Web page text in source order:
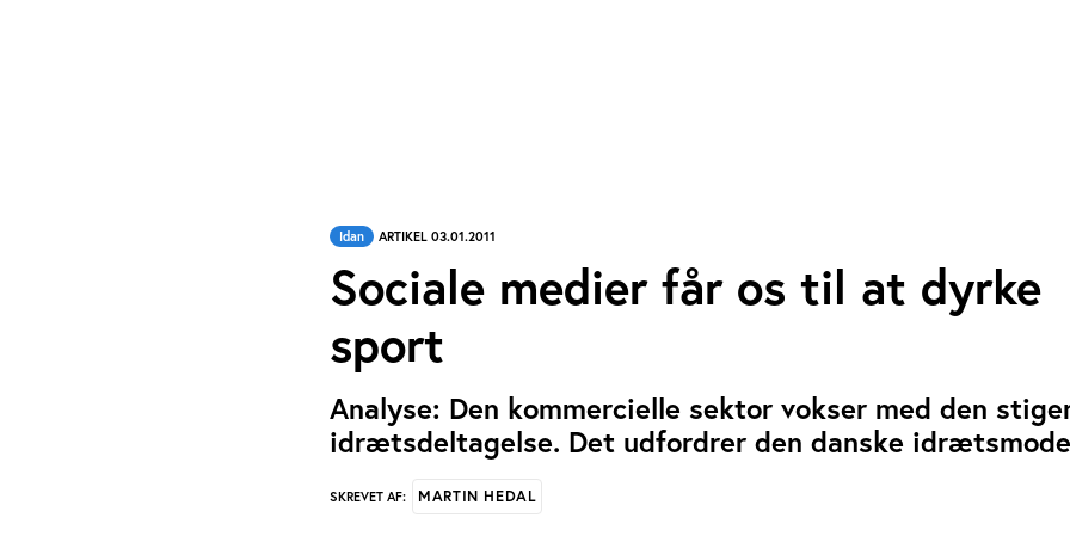
Idan ARTIKEL 03.01.2011
Sociale medier får os til at dyrke
sport
Analyse: Den kommercielle sektor vokser med den
idrætsdeltagelse. Det udfordrer den danske
SKREVET AF: MARTIN HEDAL